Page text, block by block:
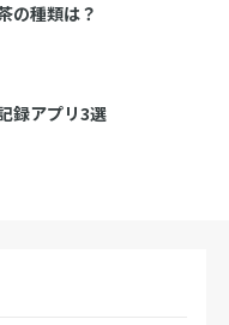
の種類は？
録アプリ3選